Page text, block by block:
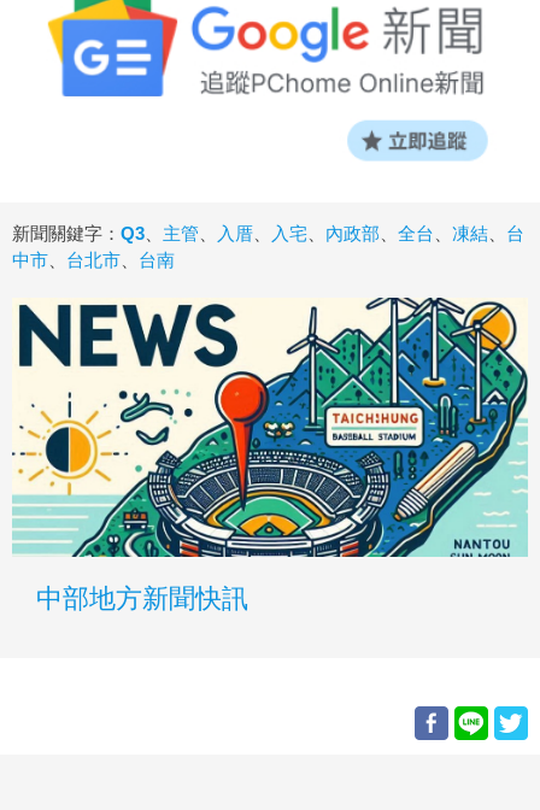
新聞關鍵字： Q3 主管 入厝 入宅 內政部 全台 凍結
台
中市
台北市 台南
中部地方新聞快訊